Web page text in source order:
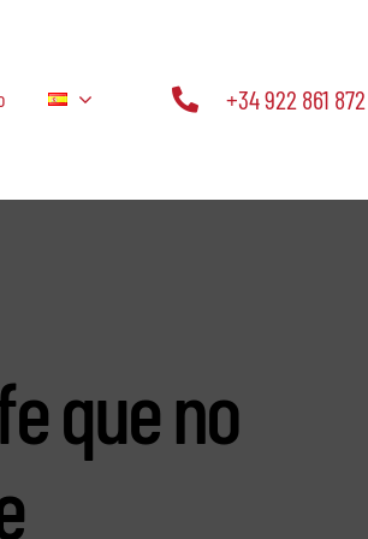
+34 922 861 872
que no